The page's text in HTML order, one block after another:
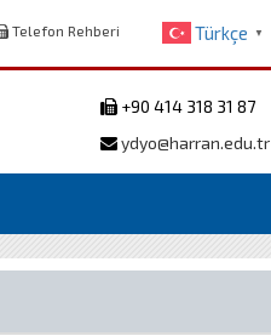
Telefon Rehberi Türkçe ▼
+90 414 318 31 87
ydyo@harran.edu.tr